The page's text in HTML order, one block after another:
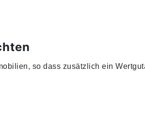
so dass zusätzlich ein